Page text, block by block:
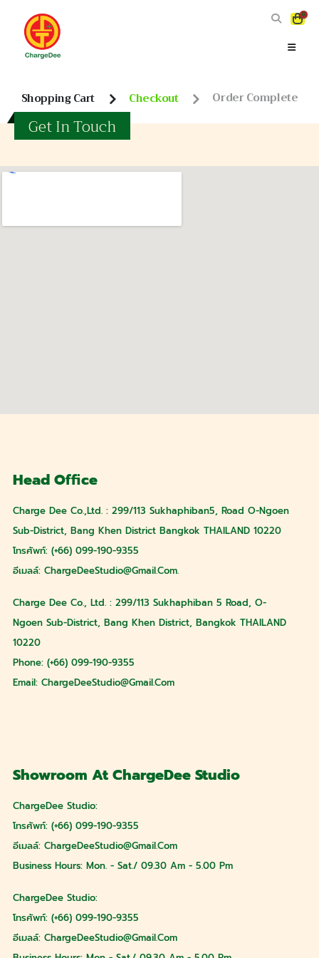
0
Shopping Cart Checkout Order Complete
Get In Touch
Head Office
Charge Dee Co.,Ltd. : 299/113 Sukhaphiban5, Road O-Ngoen
Sub-District, Bang Khen District Bangkok THAILAND 10220
โทรศัพท์: (+66) 099-190-9355
อีเมลล์: ChargeDeeStudio@gmail.com.
Charge Dee Co., Ltd. : 299/113 Sukhaphiban 5 Road, O-
Ngoen Sub-District, Bang Khen District, Bangkok THAILAND
10220
Phone: (+66) 099-190-9355
Email: ChargeDeeStudio@gmail.com
Showroom At ChargeDee Studio
ChargeDee Studio:
โทรศัพท์: (+66) 099-190-9355
อีเมลล์: ChargeDeeStudio@gmail.com
Business Hours: Mon. - Sat./ 09.30 Am - 5.00 Pm
ChargeDee Studio:
โทรศัพท์: (+66) 099-190-9355
อีเมลล์: ChargeDeeStudio@gmail.com